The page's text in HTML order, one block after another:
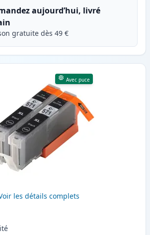
aujourd’hui, livré
gratuite dès 49 €
Avec puce
les détails complets